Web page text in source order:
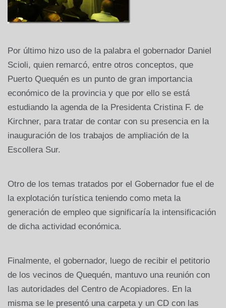
Por último hizo uso de la palabra el gobernador Daniel
Scioli, quien remarcó, entre otros conceptos, que
Puerto Quequén es un punto de gran importancia
económico de la provincia y que por ello se está
estudiando la agenda de la Presidenta Cristina F. de
Kirchner, para tratar de contar con su presencia en la
inauguración de los trabajos de ampliación de la
Escollera Sur.
Otro de los temas tratados por el Gobernador fue el de
la explotación turística teniendo como meta la
generación de empleo que significaría la intensificación
de dicha actividad económica.
Finalmente, el gobernador, luego de recibir el petitorio
de los vecinos de Quequén, mantuvo una reunión con
las autoridades del Centro de Acopiadores. En la
misma se le presentó una carpeta y un CD con las